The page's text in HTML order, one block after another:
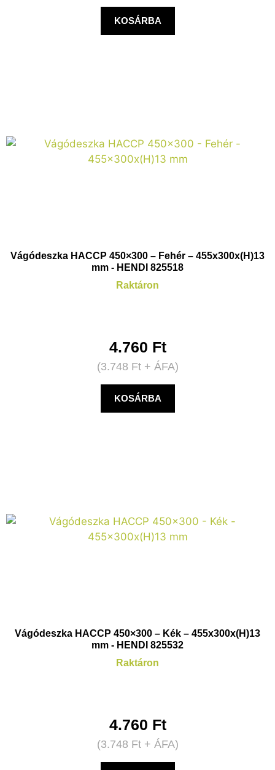
KOSÁRBA
Vágódeszka HACCP 450×300 – Fehér – 455x300x(H)13
mm - HENDI 825518
Raktáron
4.760 Ft
(3.748 Ft+ ÁFA)
KOSÁRBA
Vágódeszka HACCP 450×300 – Kék – 455x300x(H)13
mm - HENDI 825532
Raktáron
4.760 Ft
(3.748 Ft+ ÁFA)